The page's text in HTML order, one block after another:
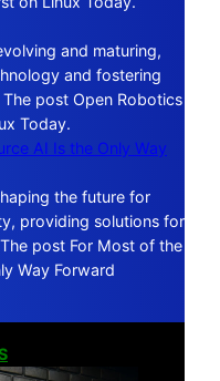
and maturing,
and fostering
post Open Robotics
Today.
AI Is the Only Way
the future for
providing solutions for
post For Most of the
Way Forward